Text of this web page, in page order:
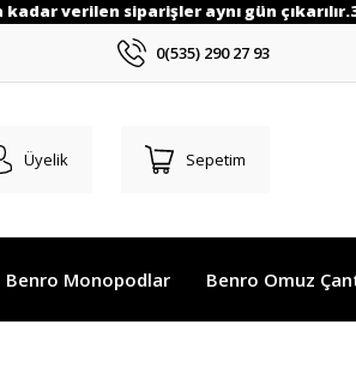
verilen siparişler aynı gün
0(535) 290 27 93
Üyelik Sepetim
Benro Monopodlar Benro Omuz